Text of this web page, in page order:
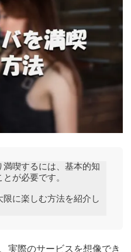
満喫するには、基本的知
が必要です。
限に楽しむ方法を紹介し
実際のサービスを想像でき